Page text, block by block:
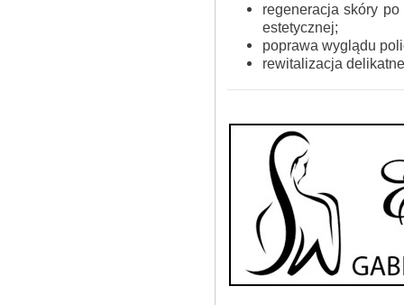
regeneracja skóry
estetycznej;
poprawa wyglądu
rewitalizacja